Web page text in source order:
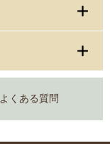
よくある質問